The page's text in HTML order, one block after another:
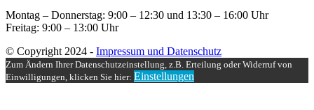
Montag – Donnerstag: 9:00 – 12:30 und 13:30 – 16:00 Uhr
Freitag: 9:00 – 13:00 Uhr
© Copyright 2024 - Impressum und Datenschutz
Zum Ändern Ihrer Datenschutzeinstellung, z.B. Erteilung oder Widerruf von
Einwilligungen, klicken Sie hier: Einstellungen